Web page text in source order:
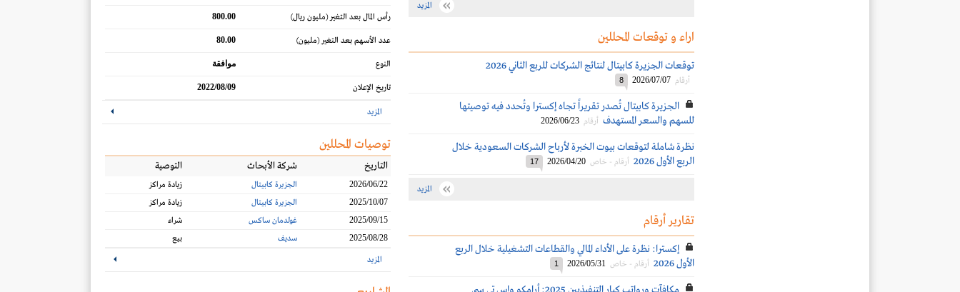
المزيد
اراء و توقعات المحللين
توقعات الجزيرة كابيتال لنتائج الشركات للربع الثاني 2026
أرقام 2026/07/07
8
الجزيرة كابيتال تُصدر تقريراً تجاه إكسترا وتُحدد فيه توصيتها
للسهم والسعر المستهدف أرقام 2026/06/23
نظرة شاملة لتوقعات بيوت الخبرة لأرباح الشركات السعودية خلال
الربع الأول 2026
أرقام - خاص 2026/04/20
17
المزيد
تقارير أرقام
إكسترا: نظرة على الأداء المالي والقطاعات التشغيلية خلال الربع
الأول 2026
أرقام - خاص 2026/05/31
1
رأس المال بعد التغير(مليون ريال) 800.00
عدد الأسهم بعد التغير(مليون) 80.00
النوع موافقة
تاريخ الإعلان 2022/08/09
المزيد
توصيات المحللين
التاريخ شركة الأبحاث التوصية
2026/06/22 الجزيرة كابيتال
زيادة مراكز
2025/10/07
الجزيرة كابيتال
زيادة مراكز
2025/09/15
غولدمان ساكس
شراء
2025/08/28
سديف بيع
المزيد